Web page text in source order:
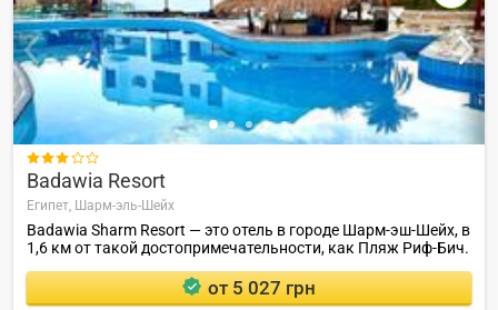

Badawia Resort
Египет, Шарм-эль-Шейх
Badawia Sharm Resort — это отель в городе Шарм-эш-Шейх, в
1,6 км от такой достопримечательности, как Пляж Риф-Бич.
от 5 027 грн